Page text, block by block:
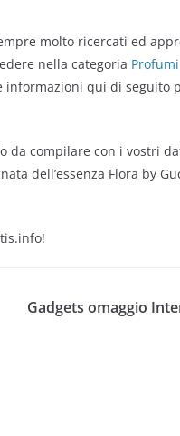
molto ricercati ed
nella categoria Profumi
informazioni qui di seguito
da compilare con i vostri
dell’essenza Flora by
Gadgets omaggio